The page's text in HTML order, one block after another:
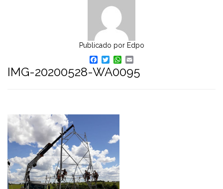
Publicado por Edpo
Facebook
TwitterWhatsApp
IMG-20200528-WA0095